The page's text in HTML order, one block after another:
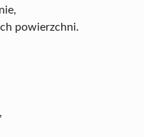
powierzchni.